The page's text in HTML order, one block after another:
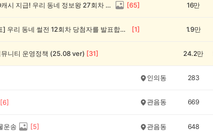
💸 전원 2,000캐시 지급! 우리 동네 정보왕 27회차 (~8/10) [65] 16만
💰[당첨자 발표] 우리 동네 썰전 12회차 당첨자를 발표합니다! [1] 1.9만
니티 운영정책 (25.08 ver) [31] 24.2만
인의동 283
[6] 관음동 669
운송 [5] 관음동 648